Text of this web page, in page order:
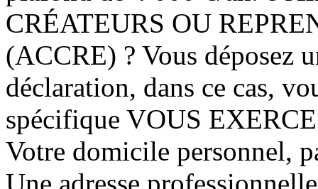
CRÉATEURS OU
(ACCRE) ? Vous déposez
déclaration, dans ce cas,
spécifique VOUS
Votre domicile personnel,